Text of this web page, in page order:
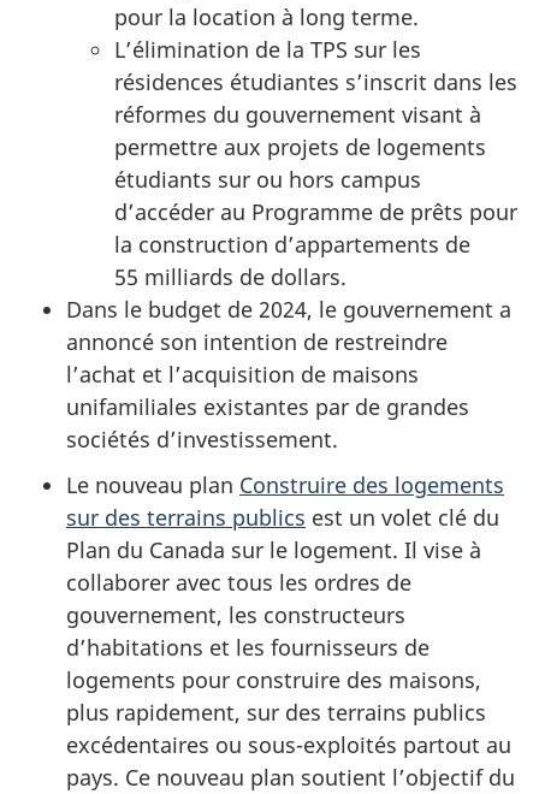
pour la location à long terme.
L’élimination de la TPS sur les
résidences étudiantes s’inscrit dans les
réformes du gouvernement visant à
permettre aux projets de logements
étudiants sur ou hors campus
d’accéder au Programme de prêts pour
la construction d’appartements de
55 milliards de dollars.
Dans le budget de 2024, le gouvernement a
annoncé son intention de restreindre
l’achat et l’acquisition de maisons
unifamiliales existantes par de grandes
sociétés d’investissement.
Le nouveau plan Construire des logements
sur des terrains publics est un volet clé du
Plan du Canada sur le logement. Il vise à
collaborer avec tous les ordres de
gouvernement, les constructeurs
d’habitations et les fournisseurs de
logements pour construire des maisons,
plus rapidement, sur des terrains publics
excédentaires ou sous-exploités partout au
pays. Ce nouveau plan soutient l’objectif du